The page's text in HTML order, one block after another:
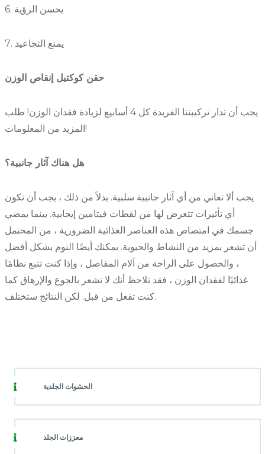
6. يحسن الرؤية
7. يمنع التجاعيد
حقن كوكتيل إنقاص الوزن
يجب أن تدار تركيبتنا الفريدة كل 4 أسابيع لزيادة فقدان الوزن! طلب
المزيد من المعلومات!
هل هناك آثار جانبية؟
يجب ألا تعاني من أي آثار جانبية سلبية. بدلاً من ذلك ، يجب أن تكون
أي تأثيرات تتعرض لها من لقطات فيتامين إيجابية. بينما يمضي
جسمك في امتصاص هذه العناصر الغذائية الضرورية ، من المحتمل
أن تشعر بمزيد من النشاط والحيوية. يمكنك أيضًا النوم بشكل أفضل
، والحصول على الراحة من آلام المفاصل ، وإذا كنت تتبع نظامًا
غذائيًا لفقدان الوزن ، فقد تلاحظ أنك لا تشعر بالجوع والإرهاق كما
كنت تفعل من قبل. لكن النتائج ستختلف.
الحشوات الجلدية
معززات الجلد